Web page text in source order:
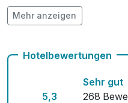
Hunde im Hotel erlaubt für
Kostenloses W-LAN
Mehr anzeigen
Hotelbewertungen
5,3
Sehr gut
268